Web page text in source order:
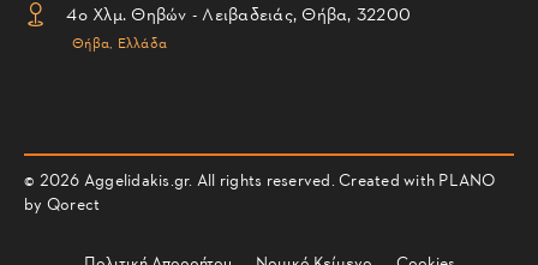
4ο Χλμ. Θηβών - Λειβαδειάς, Θήβα, 32200
Θήβα, Ελλάδα
© 2026 Aggelidakis.gr. All rights reserved. Created with PLANO
by Qorect